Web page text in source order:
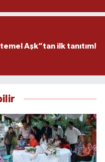
Aşk”tan ilk tanıtım!